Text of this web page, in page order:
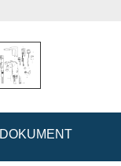
DOKUMENT